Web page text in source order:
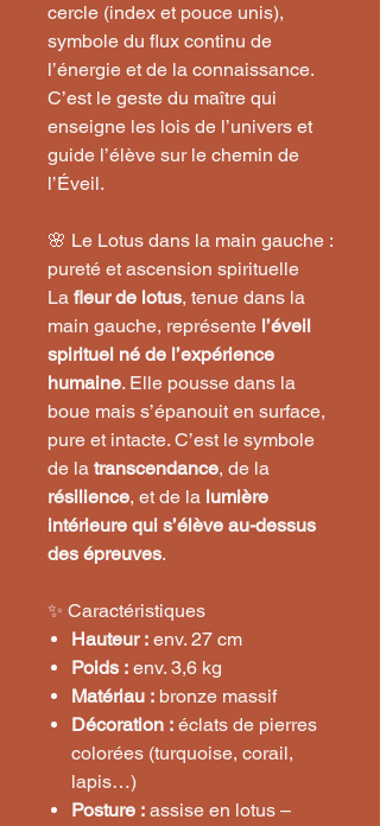
cercle (index et pouce unis),
symbole du flux continu de
l’énergie et de la connaissance.
C’est le geste du maître qui
enseigne les lois de l’univers et
guide l’élève sur le chemin de
l’Éveil.
🌸 Le Lotus dans la main gauche :
pureté et ascension spirituelle
La fleur de lotus, tenue dans la
main gauche, représente l’éveil
spirituel né de l’expérience
humaine. Elle pousse dans la
boue mais s’épanouit en surface,
pure et intacte. C’est le symbole
de la transcendance, de la
résilience, et de la lumière
intérieure qui s’élève au-dessus
des épreuves.
✨ Caractéristiques
Hauteur : env. 27 cm
Poids : env. 3,6 kg
Matériau : bronze massif
Décoration : éclats de pierres
colorées (turquoise, corail,
lapis…)
Posture : assise en lotus –